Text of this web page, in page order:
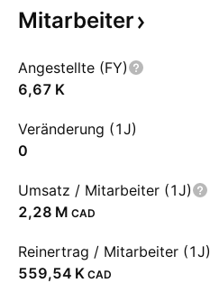
Mitarbeiter
Angestellte (FY)
‪6,67 K‬
Veränderung (1J)
0
Umsatz / Mitarbeiter (1J)
‪2,28 M‬ CAD
Reinertrag / Mitarbeiter (1J)
‪559,54 K‬ CAD